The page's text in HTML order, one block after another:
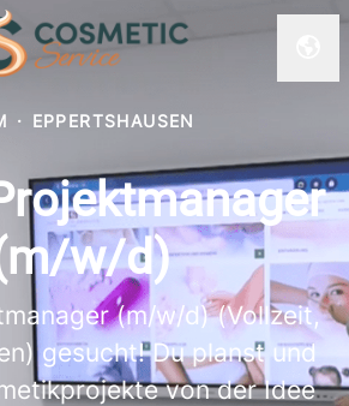
· EPPERTSHAUSEN
w/d)
(m/w/d) (Vollzeit,
gesucht! Du planst und
von der Idee